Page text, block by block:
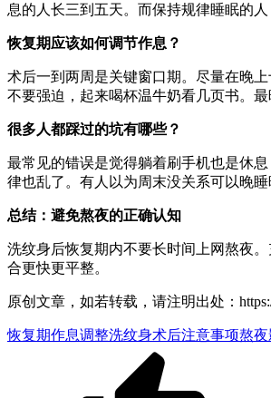
息的人长三到五天。而保持规律睡眠的
恢复期应该如何调节作息？
术后一到两周是关键窗口期。尽量在晚
不要强迫，起来喝杯温牛奶看几页书。
很多人都踩过的坑有哪些？
最常见的错误是觉得躺着刷手机也是休
律也乱了。有人以为周末没关系可以晚
总结：避免熬夜的正确认知
洗纹身后恢复期内不要长时间上网熬夜
合更快更平整。
原创文章，如若转载，请注明出处：
恢复期作息调整洗纹身术后注意事项熬夜